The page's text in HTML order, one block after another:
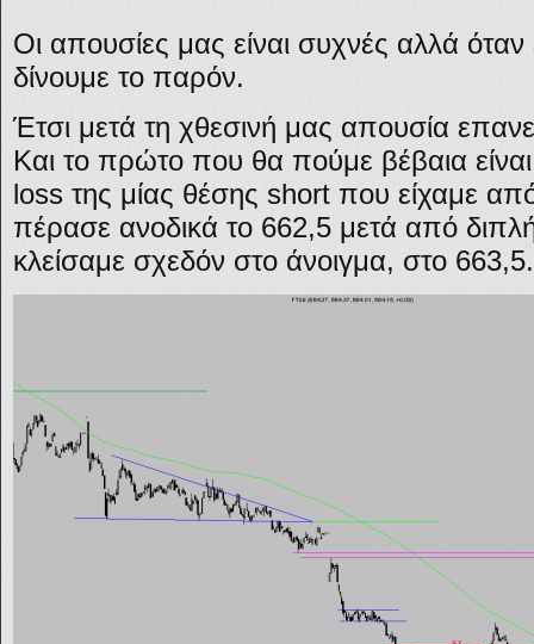
Οι απουσίες μας είναι συχνές αλλά όταν
δίνουμε το παρόν.
Έτσι μετά τη χθεσινή μας απουσία
Και το πρώτο που θα πούμε βέβαια
loss της μίας θέσης short που είχαμε
πέρασε ανοδικά το 662,5 μετά από
κλείσαμε σχεδόν στο άνοιγμα, στο 663,5.